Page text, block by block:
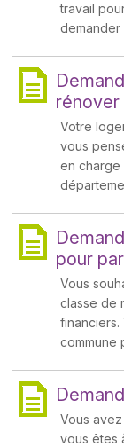
travail
demander
rénover
Votre
vous
en charge
pour
Vous
classe de
financiers.
commune
Vous
vous êtes